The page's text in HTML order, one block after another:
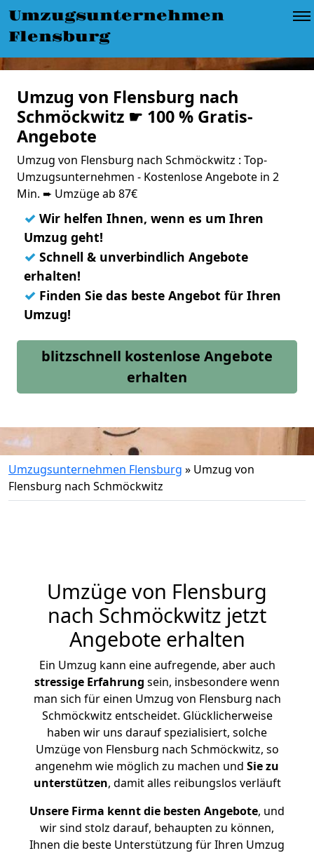
Umzugsunternehmen
Flensburg
Umzug von Flensburg nach
Schmöckwitz ☛ 100 % Gratis-
Angebote
Umzug von Flensburg nach Schmöckwitz : Top-
Umzugsunternehmen - Kostenlose Angebote in 2
Min. ➨ Umzüge ab 87€
✓ Wir helfen Ihnen, wenn es um Ihren
Umzug geht!
✓ Schnell & unverbindlich Angebote
erhalten!
✓ Finden Sie das beste Angebot für Ihren
Umzug!
blitzschnell kostenlose Angebote
erhalten
Umzugsunternehmen Flensburg » Umzug von
Flensburg nach Schmöckwitz
Umzüge von Flensburg
nach Schmöckwitz jetzt
Angebote erhalten
Ein Umzug kann eine aufregende, aber auch
stressige Erfahrung sein, insbesondere wenn
man sich für einen Umzug von Flensburg nach
Schmöckwitz entscheidet. Glücklicherweise
haben wir uns darauf spezialisiert, solche
Umzüge von Flensburg nach Schmöckwitz, so
angenehm wie möglich zu machen und Sie zu
unterstützen, damit alles reibungslos verläuft
Unsere Firma kennt die besten Angebote, und
wir sind stolz darauf, behaupten zu können,
Ihnen die beste Unterstützung für Ihren Umzug